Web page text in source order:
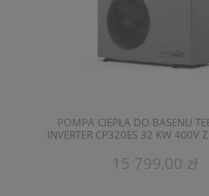
POMPA CIEPŁA DO BASENU
INVERTER CP320ES 32 KW 400V
15 799,00 zł